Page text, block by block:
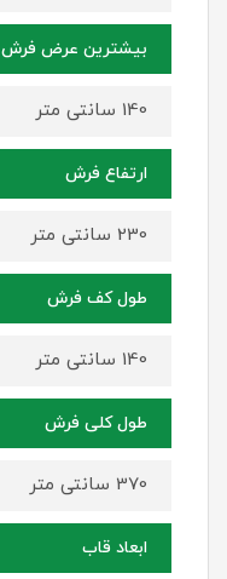
بیشترین عرض فرش
140 سانتی متر
ارتفاع فرش
230 سانتی متر
طول کف فرش
140 سانتی متر
طول کلی فرش
370 سانتی متر
ابعاد قاب